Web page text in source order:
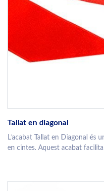
Tallat en diagonal
L’acabat Tallat en Diagonal és
en cintes. Aquest acabat